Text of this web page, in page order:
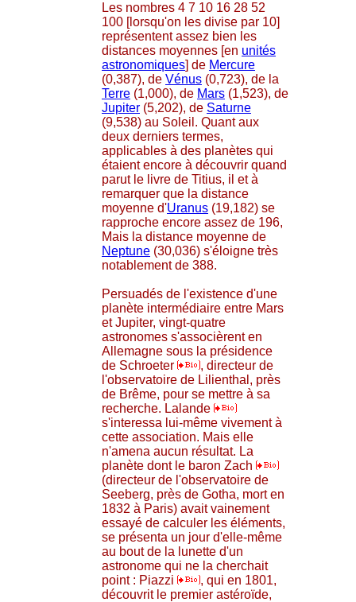
Les nombres 4 7 10 16 28 52
100 [lorsqu'on les divise par 10]
représentent assez bien les
distances moyennes [en unités
astronomiques] de Mercure
(0,387), de Vénus (0,723), de la
Terre (1,000), de Mars (1,523), de
Jupiter (5,202), de Saturne
(9,538) au Soleil. Quant aux
deux derniers termes,
applicables à des planètes qui
étaient encore à découvrir quand
parut le livre de Titius, il et à
remarquer que la distance
moyenne d'Uranus (19,182) se
rapproche encore assez de 196,
Mais la distance moyenne de
Neptune (30,036) s'éloigne très
notablement de 388.
Persuadés de l'existence d'une
planète intermédiaire entre Mars
et Jupiter, vingt-quatre
astronomes s'associèrent en
Allemagne sous la présidence
de Schroeter
, directeur de
l'observatoire de Lilienthal, près
de Brême, pour se mettre à sa
recherche. Lalande
s'interessa lui-même vivement à
cette association. Mais elle
n'amena aucun résultat. La
planète dont le baron Zach
(directeur de l'observatoire de
Seeberg, près de Gotha, mort en
1832 à Paris) avait vainement
essayé de calculer les éléments,
se présenta un jour d'elle-même
au bout de la lunette d'un
astronome qui ne la cherchait
point : Piazzi
, qui en 1801,
découvrit le premier astéroïde,